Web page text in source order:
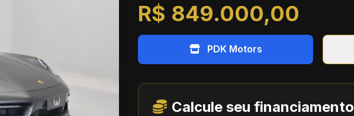
R$ 849.000,00
PDK Motors
Calcule seu financiamento